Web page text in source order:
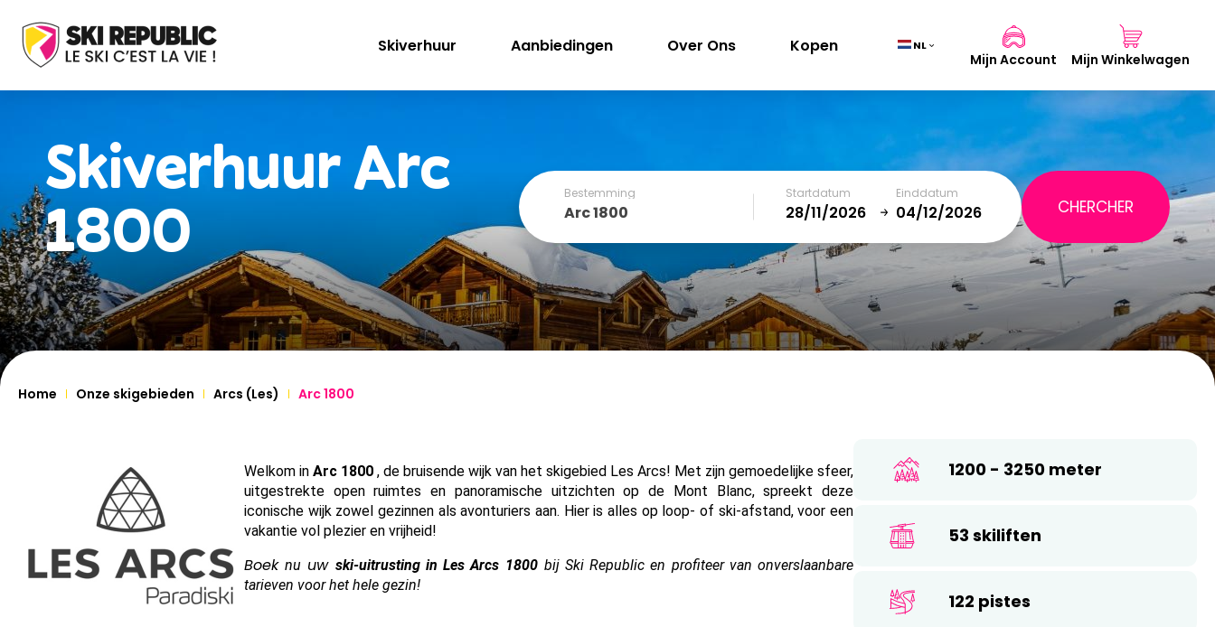
Skiverhuur Aanbiedingen Over Ons Kopen NL
Mijn Account Mijn Winkelwagen
Mand(0)
TOTAAL 0,00 €
WINKELMAND BEKIJKEN
SkiverhuurArc
1800 Bestemming
Arc 1800
Startdatum Einddatum
December January
MON TUE WED FRI SAT MON TUE FRI
1 2 3 4 5
6 7 8 9 10 11 12
27 28 29 30 31
3 4 5 6 7 8 9
25 26 27 28 29 30
Home Onze skigebieden Arcs (Les) Arc 1800
Welkom in Arc 1800 , de bruisende wijk van het skigebied Les Arcs! Met zijn gemoedelijke sfeer,
uitgestrekte open ruimtes en panoramische uitzichten op de Mont Blanc, spreekt deze
iconische wijk zowel gezinnen als avonturiers aan. Hier is alles op loop- of ski-afstand, voor een
vakantie vol plezier en vrijheid!
Boeknu uw ski-uitrusting in Les Arcs 1800 bij Ski Republic en profiteer van onverslaanbare
tarieven voor het hele gezin!
1200 - 3250 meter
53 skiliften
122 pistes